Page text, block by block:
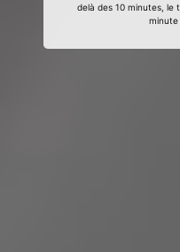
delà des 10 minutes, le
minute